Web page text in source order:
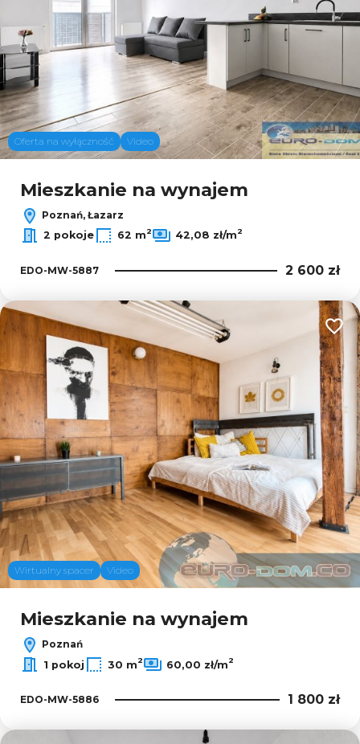
Oferta na wyłączność Video
Mieszkanie na wynajem
Poznań, Łazarz
2 pokoje
62 m2 42,08 zł/m2
EDO-MW-5887 2 600 zł
Wirtualny spacer Video
Mieszkanie na wynajem
Poznań
1 pokoj
30 m2 60,00 zł/m2
EDO-MW-5886 1 800 zł